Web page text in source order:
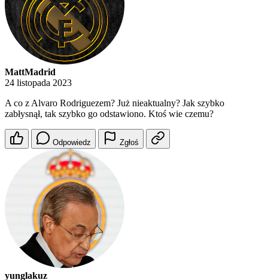
MattMadrid
24 listopada 2023
A co z Alvaro Rodriguezem? Już nieaktualny? Jak szybko
zabłysnął, tak szybko go odstawiono. Ktoś wie czemu?
Odpowiedz Zgłoś
yunglakuz